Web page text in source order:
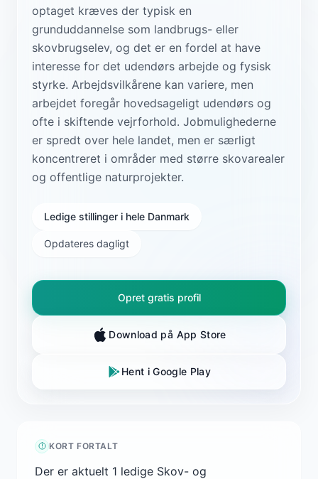
optaget kræves der typisk en
grunduddannelse som landbrugs- eller
skovbrugselev, og det er en fordel at have
interesse for det udendørs arbejde og fysisk
styrke. Arbejdsvilkårene kan variere, men
arbejdet foregår hovedsageligt udendørs og
ofte i skiftende vejrforhold. Jobmulighederne
er spredt over hele landet, men er særligt
koncentreret i områder med større skovarealer
og offentlige naturprojekter.
Ledige stillinger i hele Danmark
Opdateres dagligt
Opret gratis profil
Download på App Store
Hent i Google Play
KORT FORTALT
Der er aktuelt 1 ledige Skov- og